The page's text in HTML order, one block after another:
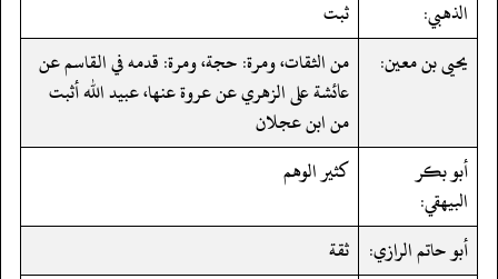
الذهبي:
ثبت
يحيى بن معين:
من الثقات، ومرة: حجة، ومرة: قدمه في القاسم عن
عائشة على الزهري عن عروة عنها، عبيد الله أثبت
من ابن عجلان
أبو بكر
البيهقي:
كثير الوهم
أبو حاتم الرازي: ثقة